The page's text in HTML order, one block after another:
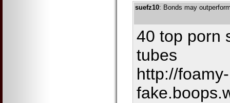
suefz10: Bonds may
40 top porn
tubes
http://foamy-